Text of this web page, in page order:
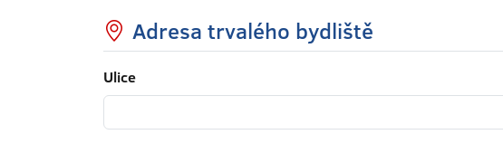
Adresa trvalého bydliště
Ulice